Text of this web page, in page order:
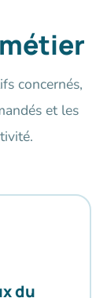
concernés,
et les
du